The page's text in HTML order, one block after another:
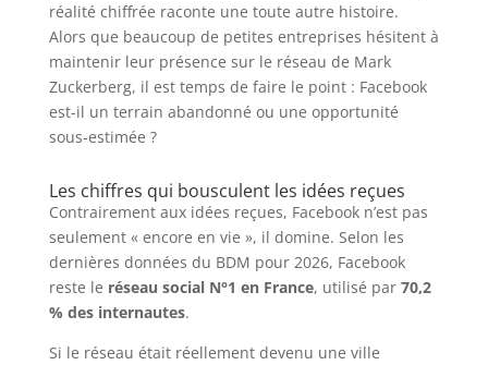
réalité chiffrée raconte une toute autre histoire.
Alors que beaucoup de petites entreprises hésitent à
maintenir leur présence sur le réseau de Mark
Zuckerberg, il est temps de faire le point : Facebook
est-il un terrain abandonné ou une opportunité
sous-estimée ?
Les chiffres qui bousculent les idées reçues
Contrairement aux idées reçues, Facebook n’est pas
seulement « encore en vie », il domine. Selon les
dernières données du BDM pour 2026, Facebook
reste le réseau social N°1 en France, utilisé par 70,2
% des internautes.
Si le réseau était réellement devenu une ville